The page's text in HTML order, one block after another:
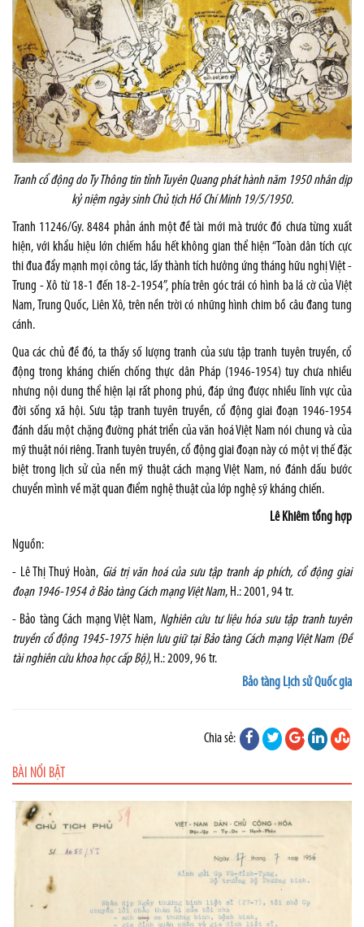
Tranh cổ động do Ty Thông tin tỉnh Tuyên Quang phát hành năm 1950 nhân dịp
kỷ niệm ngày sinh Chủ tịch Hồ Chí Minh 19/5/1950.
Tranh 11246/Gy. 8484 phản ánh một đề tài mới mà trước đó chưa từng xuất
hiện, với khẩu hiệu lớn chiếm hầu hết không gian thể hiện “Toàn dân tích cực
thi đua đẩy mạnh mọi công tác, lấy thành tích hưởng ứng tháng hữu nghị Việt -
Trung - Xô từ 18-1 đến 18-2-1954”, phía trên góc trái có hình ba lá cờ của Việt
Nam, Trung Quốc, Liên Xô, trên nền trời có những hình chim bồ câu đang tung
cánh.
Qua các chủ đề đó, ta thấy số lượng tranh của sưu tập tranh tuyên truyền, cổ
động trong kháng chiến chống thực dân Pháp (1946-1954) tuy chưa nhiều
nhưng nội dung thể hiện lại rất phong phú, đáp ứng được nhiều lĩnh vực của
đời sống xã hội. Sưu tập tranh tuyên truyền, cổ động giai đoạn 1946-1954
đánh dấu một chặng đường phát triển của văn hoá Việt Nam nói chung và của
mỹ thuật nói riêng. Tranh tuyên truyền, cổ động giai đoạn này có một vị thế đặc
biệt trong lịch sử của nền mỹ thuật cách mạng Việt Nam, nó đánh dấu bước
chuyển mình về mặt quan điểm nghệ thuật của lớp nghệ sỹ kháng chiến.
Lê Khiêm tổng hợp
Nguồn:
- Lê Thị Thuý Hoàn, Giá trị văn hoá của sưu tập tranh áp phích, cổ động giai
đoạn 1946-1954 ở Bảo tàng Cách mạng ViệtNam, H.: 2001, 94 tr.
- Bảo tàng Cách mạng Việt Nam, Nghiên cứu tư liệu hóa sưu tập tranh tuyên
truyền cổ động 1945-1975 hiện lưu giữ tại Bảo tàng Cách mạng ViệtNam(Đề
tài nghiên cứu khoa học cấp Bộ), H.: 2009, 96 tr.
Bảo tàng Lịch sử Quốc gia
Chia sẻ:
BÀI NỔI BẬT